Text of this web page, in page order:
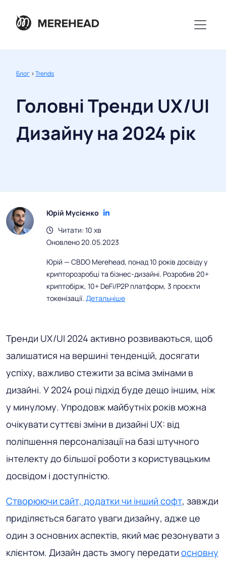
Блог >Trends
Головні Тренди UX/UI
Дизайну на 2024 рік
Юрій Мусієнко
Читати: 10 хв
Оновлено 20.05.2023
Юрій — CBDO Merehead, понад 10 років досвіду у
крипторозробці та бізнес-дизайні. Розробив 20+
криптобірж, 10+ DeFi/P2P платформ, 3 проєкти
токенізації. Детальніше
Тренди UX/UI 2024 активно розвиваються, щоб
залишатися на вершині тенденцій, досягати
успіху, важливо стежити за всіма змінами в
дизайні. У 2024 році підхід буде дещо іншим, ніж
у минулому. Упродовж майбутніх років можна
очікувати суттєві зміни в дизайні UX: від
поліпшення персоналізації на базі штучного
інтелекту до більшої роботи з користувацьким
досвідом і доступністю.
Створюючи сайт, додатки чи інший софт, завжди
приділяється багато уваги дизайну, адже це
один з основних аспектів, який має резонувати з
клієнтом. Дизайн дасть змогу передати основну